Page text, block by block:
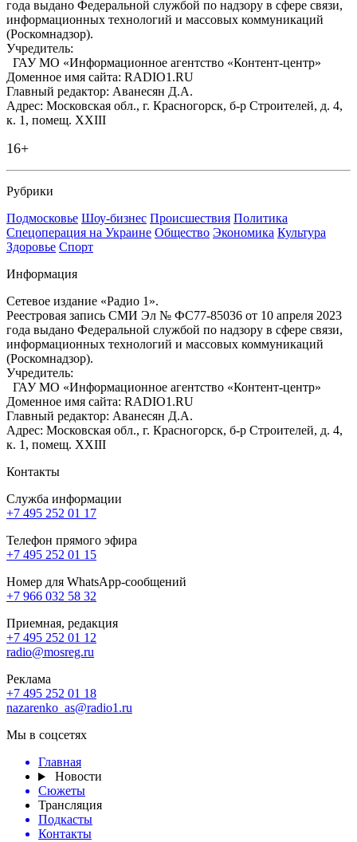
года выдано Федеральной службой по надзору в сфере связи,
информационных технологий и массовых коммуникаций
(Роскомнадзор).
Учредитель:
ГАУ МО «Информационное агентство «Контент-центр»
Доменное имя сайта: RADIO1.RU
Главный редактор: Аванесян Д.А.
Адрес: Московская обл., г. Красногорск, б-р Строителей, д. 4,
к. 1, помещ. XXIII
16+
Рубрики
Подмосковье Шоу-бизнес Происшествия Политика
Спецоперация на Украине Общество Экономика Культура
Здоровье Спорт
Информация
Сетевое издание «Радио 1».
Реестровая запись СМИ Эл № ФС77-85036 от 10 апреля 2023
года выдано Федеральной службой по надзору в сфере связи,
информационных технологий и массовых коммуникаций
(Роскомнадзор).
Учредитель:
ГАУ МО «Информационное агентство «Контент-центр»
Доменное имя сайта: RADIO1.RU
Главный редактор: Аванесян Д.А.
Адрес: Московская обл., г. Красногорск, б-р Строителей, д. 4,
к. 1, помещ. XXIII
Контакты
Служба информации
+7 495 252 01 17
Телефон прямого эфира
+7 495 252 01 15
Номер для WhatsApp-сообщений
+7 966 032 58 32
Приемная, редакция
+7 495 252 01 12
radio@mosreg.ru
Реклама
+7 495 252 01 18
nazarenko_as@radio1.ru
Мы в соцсетях
Главная
Новости
Сюжеты
Трансляция
Подкасты
Контакты